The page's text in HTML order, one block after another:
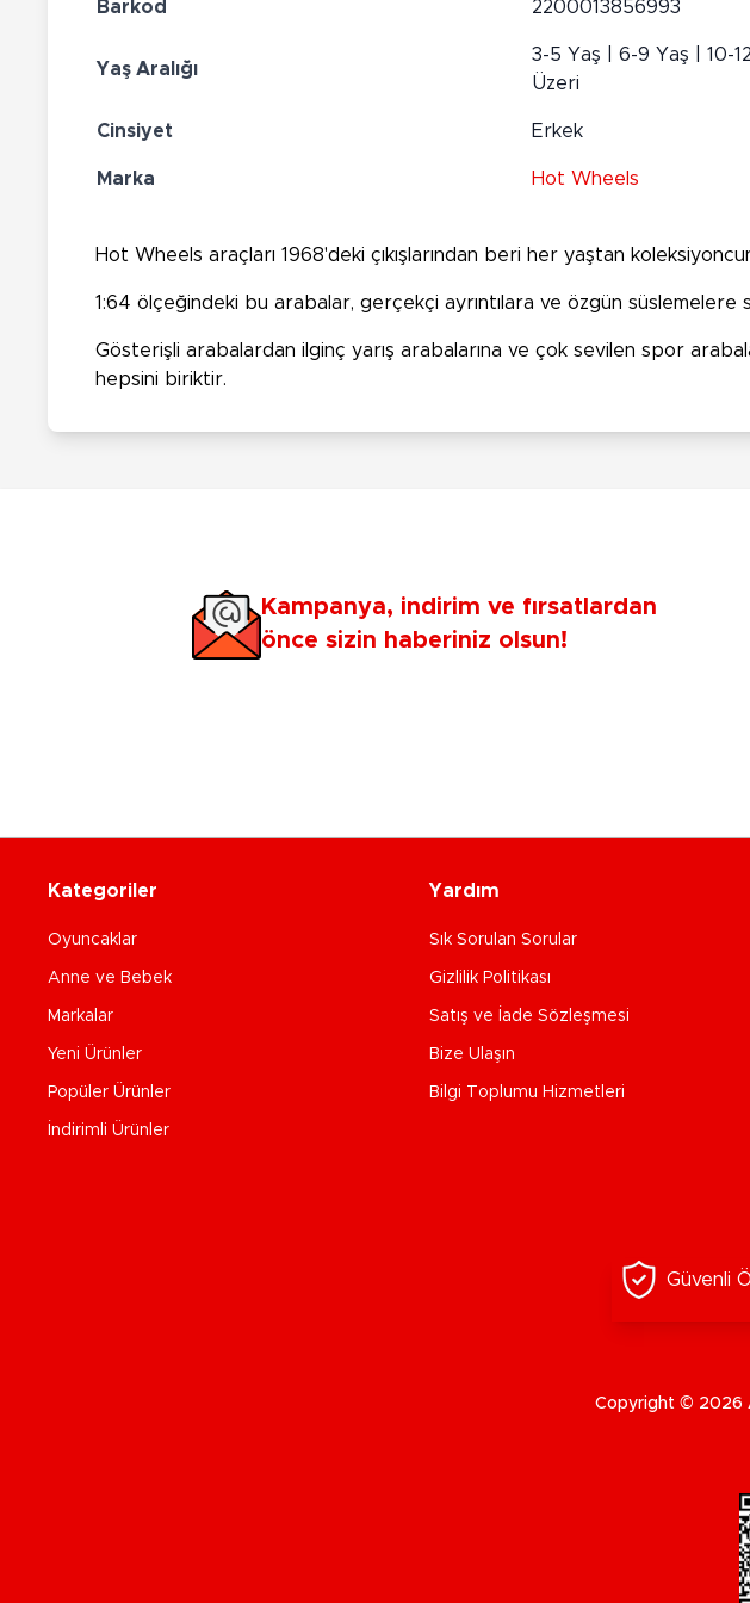
Barkod 2200013856993
Yaş Aralığı
3-5 Yaş | 6-9 Yaş | 10-
Üzeri
Cinsiyet Erkek
Marka Hot Wheels
Hot Wheels araçları 1968'deki çıkışlarından beri her yaştan
1:64 ölçeğindeki bu arabalar, gerçekçi ayrıntılara ve özgün süslemelere
Gösterişli arabalardan ilginç yarış arabalarına ve çok sevilen spor
hepsini biriktir.
Kampanya, indirim ve fırsatlardan
önce sizin haberiniz olsun!
Kategoriler
Oyuncaklar
Anne ve Bebek
Markalar
Yeni Ürünler
Popüler Ürünler
İndirimli Ürünler
Yardım
Sık Sorulan Sorular
Gizlilik Politikası
Satış ve İade Sözleşmesi
Bize Ulaşın
Bilgi Toplumu Hizmetleri
Güvenli
Copyright © 2026